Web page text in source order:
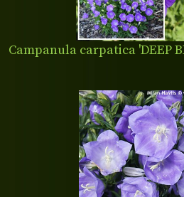
Campanula carpatica 'DEEP